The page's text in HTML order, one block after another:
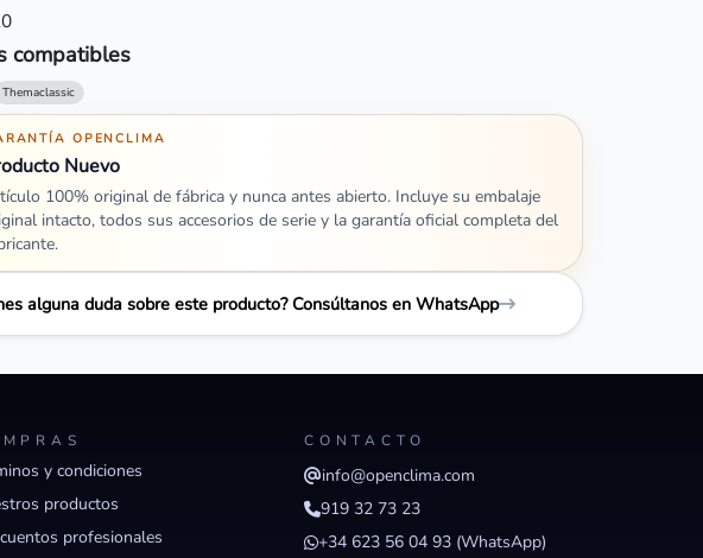
compatibles
Themaclassic
OPENCLIMA
Nuevo
100% original de fábrica y nunca antes abierto. Incluye su embalaje
intacto, todos sus accesorios de serie y la garantía oficial completa del
alguna duda sobre este producto? Consúltanos en WhatsApp
y condiciones
productos
profesionales
CONTACTO
info@openclima.com
919 32 73 23
+34 623 56 04 93 (WhatsApp)